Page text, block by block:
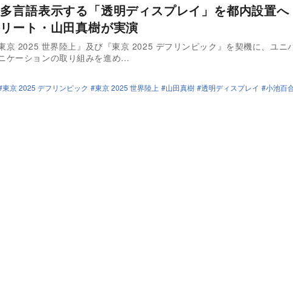
言語表示する「透明ディスプレイ」を都内設置
ート・山田真樹が実演
京 2025 世界陸上』及び『東京 2025 デフリンピック』を契機に、ユニ
ケーションの取り組みを進め…
東京 2025 デフリンピック 東京 2025 世界陸上 山田真樹 透明ディスプレイ 小池百